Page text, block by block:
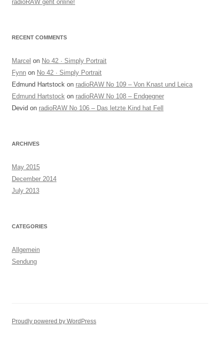
radioRAW geht online!
RECENT COMMENTS
Marcel on No 42 · Simply Portrait
Fynn on No 42 · Simply Portrait
Edmund Hartstock on radioRAW No 109 – Von Knast und Leica
Edmund Hartstock on radioRAW No 108 – Endgegner
Devid on radioRAW No 106 – Das letzte Kind hat Fell
ARCHIVES
May 2015
December 2014
July 2013
CATEGORIES
Allgemein
Sendung
Proudly powered by WordPress